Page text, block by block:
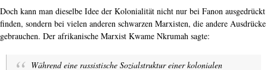
Doch kann man dieselbe Idee der Kolonialität nicht nur bei Fanon ausgedrückt
finden, sondern bei vielen anderen schwarzen Marxisten, die andere Ausdrücke
gebrauchen. Der afrikanische Marxist Kwame Nkrumah sagte:
Während eine rassistische Sozialstruktur einer kolonialen